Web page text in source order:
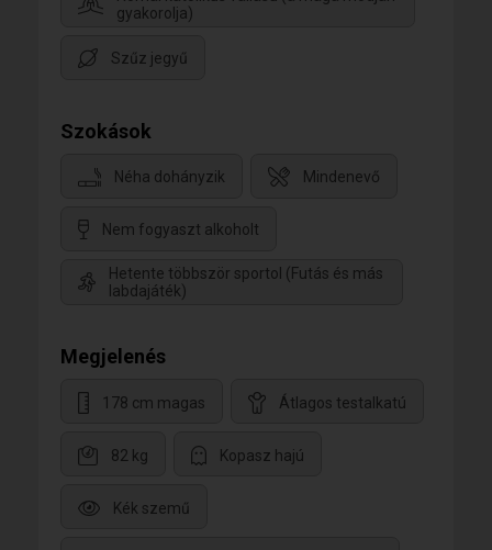
gyakorolja)
Szűz jegyű
Szokások
Néha dohányzik Mindenevő
Nem fogyaszt alkoholt
Hetente többször sportol (Futás és más
labdajáték)
Megjelenés
178 cm magas Átlagos testalkatú
82 kg Kopasz hajú
Kék szemű